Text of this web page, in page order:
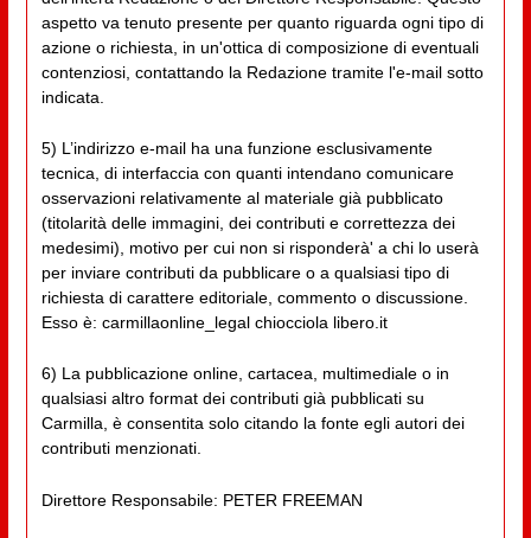
aspetto va tenuto presente per quanto riguarda ogni tipo di
azione o richiesta, in un'ottica di composizione di eventuali
contenziosi, contattando la Redazione tramite l'e-mail sotto
indicata.
5) L’indirizzo e-mail ha una funzione esclusivamente
tecnica, di interfaccia con quanti intendano comunicare
osservazioni relativamente al materiale già pubblicato
(titolarità delle immagini, dei contributi e correttezza dei
medesimi), motivo per cui non si risponderà' a chi lo userà
per inviare contributi da pubblicare o a qualsiasi tipo di
richiesta di carattere editoriale, commento o discussione.
Esso è: carmillaonline_legal chiocciola libero.it
6) La pubblicazione online, cartacea, multimediale o in
qualsiasi altro format dei contributi già pubblicati su
Carmilla, è consentita solo citando la fonte egli autori dei
contributi menzionati.
Direttore Responsabile: PETER FREEMAN